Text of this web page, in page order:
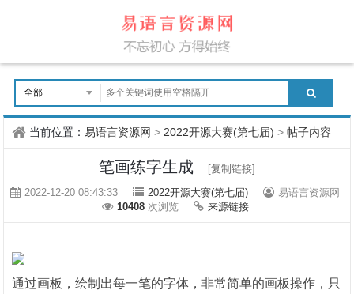
当前位置：易语言资源网 > 2022开源大赛(第七届) >帖子内容
笔画练字生成
[复制链接]
2022-12-20 08:43:33
2022开源大赛(第七届)
易语言资源网
10408 次浏览 来源链接
通过画板，绘制出每一笔的字体，非常简单的画板操作，只